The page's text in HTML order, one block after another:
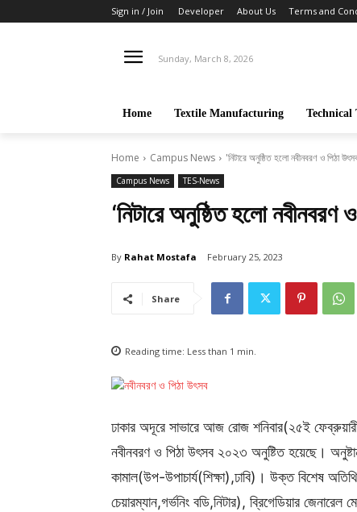
Sign in / Join Developer About Us Terms and
Sunday, March 8, 2026
Home Textile Manufacturing Technical
Home Campus News 'নিটারে অনুষ্ঠিত হলো নবীনবরণ ও পিঠা
Campus News TES-News
‘নিটারে অনুষ্ঠিত হলো নবীনবরণ
By Rahat Mostafa February 25, 2023
Share
Reading time: Less than 1 min.
ঢাকার অদূরে সাভারে আজ রোজ শনিবার(২৫ই ফেব্রুয়ারী)
নবীনবরণ ও পিঠা উৎসব ২০২৩ অনুষ্টিত হয়েছে।
কামাল(উপ-উপাচার্য(শিক্ষা),ঢাবি)। উক্ত বিশেষ
চেয়ারম্যান,গর্ভনিং বডি,নিটার), ব্রিগেডিয়ার